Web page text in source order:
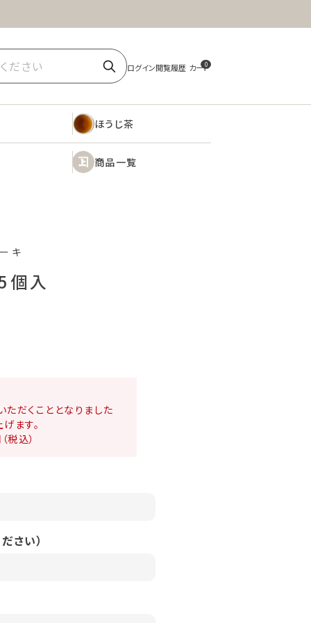
0
商品一覧
ほうじ茶
商品一覧
キ
個入
だくこととなりました
ます。
税込）
さい）